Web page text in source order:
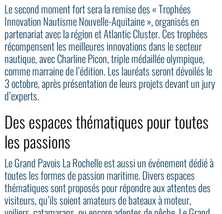
Le second moment fort sera la remise des « Trophées
Innovation Nautisme Nouvelle-Aquitaine », organisés en
partenariat avec la région et Atlantic Cluster. Ces trophées
récompensent les meilleures innovations dans le secteur
nautique, avec Charline Picon, triple médaillée olympique,
comme marraine de l’édition. Les lauréats seront dévoilés le
3 octobre, après présentation de leurs projets devant un jury
d’experts.
Des espaces thématiques pour toutes
les passions
Le Grand Pavois La Rochelle est aussi un événement dédié à
toutes les formes de passion maritime. Divers espaces
thématiques sont proposés pour répondre aux attentes des
visiteurs, qu’ils soient amateurs de bateaux à moteur,